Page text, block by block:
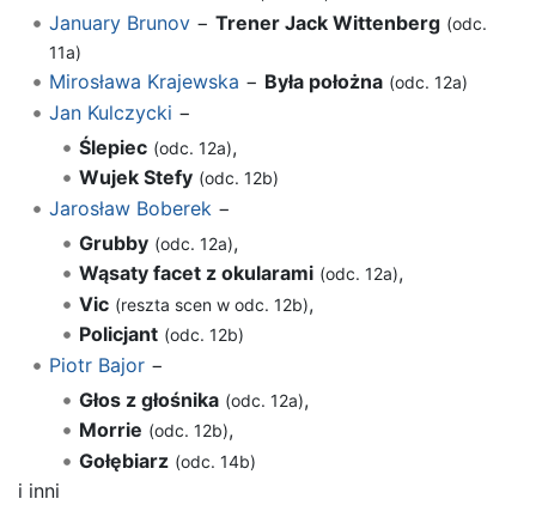
January Brunov− Trener Jack Wittenberg (odc.
11a)
Mirosława Krajewska − Była położna (odc. 12a)
Jan Kulczycki −
Ślepiec (odc. 12a),
Wujek Stefy (odc. 12b)
Jarosław Boberek −
Grubby (odc. 12a),
Wąsaty facet z okularami (odc. 12a),
Vic (reszta scen w odc. 12b),
Policjant (odc. 12b)
Piotr Bajor−
Głos z głośnika (odc. 12a),
Morrie (odc. 12b),
Gołębiarz (odc. 14b)
i inni